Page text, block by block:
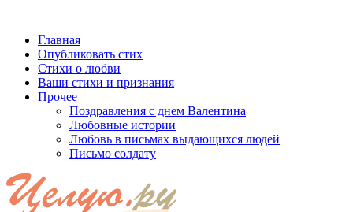
Главная
Опубликовать стих
Стихи о любви
Ваши стихи и признания
Прочее
Поздравления с днем Валентина
Любовные истории
Любовь в письмах выдающихся людей
Письмо солдату